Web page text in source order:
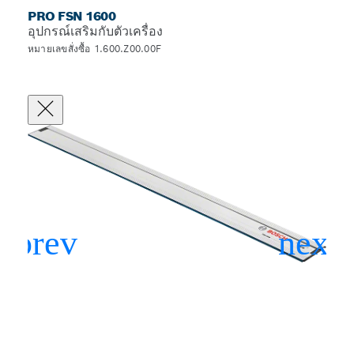
PRO FSN 1600
อุปกรณ์เสริมกับตัวเครื่อง
หมายเลขสั่งซื้อ 1.600.Z00.00F